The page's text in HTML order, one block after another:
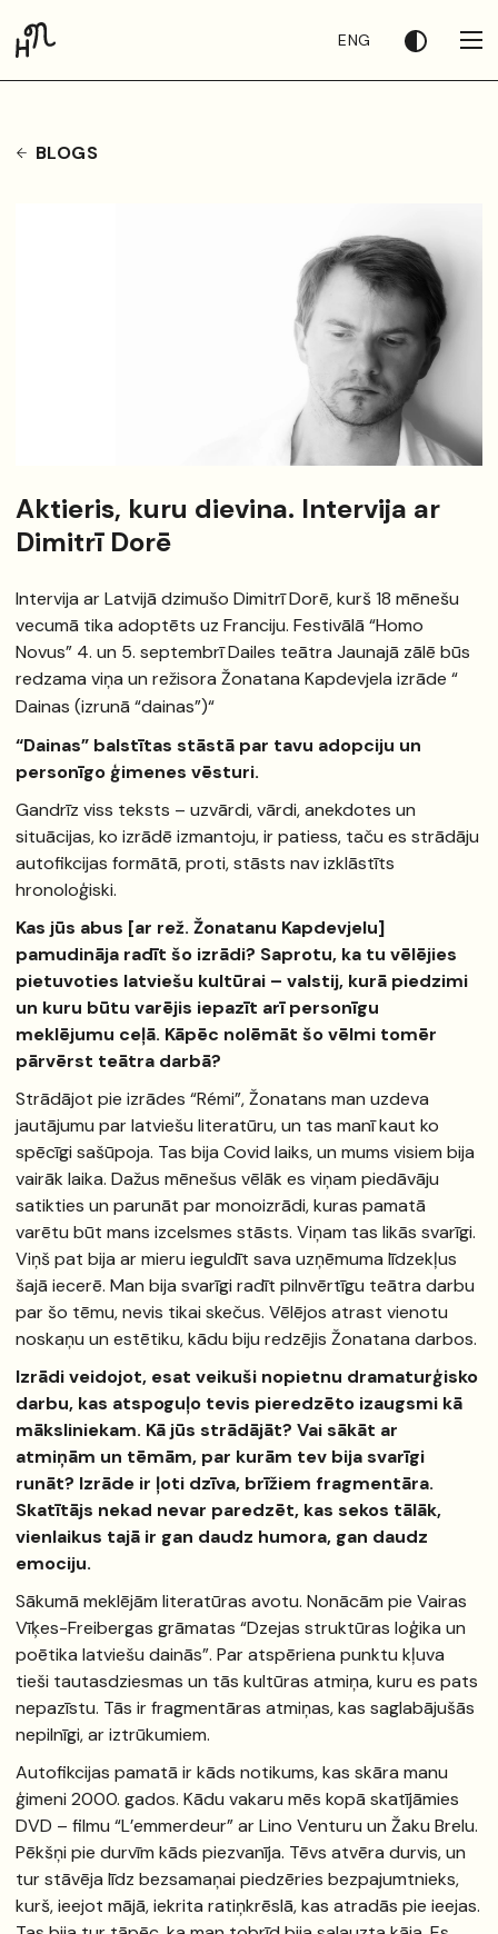
ENG
BLOGS
Aktieris, kuru dievina. Intervija ar
Dimitrī Dorē
Intervija ar Latvijā dzimušo Dimitrī Dorē, kurš 18 mēnešu
vecumā tika adoptēts uz Franciju. Festivālā “Homo
Novus” 4. un 5. septembrī Dailes teātra Jaunajā zālē būs
redzama viņa un režisora Žonatana Kapdevjela izrāde “
Dainas (izrunā “dainas”)“
“Dainas” balstītas stāstā par tavu adopciju un
personīgo ģimenes vēsturi.
Gandrīz viss teksts – uzvārdi, vārdi, anekdotes un
situācijas, ko izrādē izmantoju, ir patiess, taču es strādāju
autofikcijas formātā, proti, stāsts nav izklāstīts
hronoloģiski.
Kas jūs abus [ar rež. Žonatanu Kapdevjelu]
pamudināja radīt šo izrādi? Saprotu, ka tu vēlējies
pietuvoties latviešu kultūrai – valstij, kurā piedzimi
un kuru būtu varējis iepazīt arī personīgu
meklējumu ceļā. Kāpēc nolēmāt šo vēlmi tomēr
pārvērst teātra darbā?
Strādājot pie izrādes “Rémi”, Žonatans man uzdeva
jautājumu par latviešu literatūru, un tas manī kaut ko
spēcīgi sašūpoja. Tas bija Covid laiks, un mums visiem bija
vairāk laika. Dažus mēnešus vēlāk es viņam piedāvāju
satikties un parunāt par monoizrādi, kuras pamatā
varētu būt mans izcelsmes stāsts. Viņam tas likās svarīgi.
Viņš pat bija ar mieru ieguldīt sava uzņēmuma līdzekļus
šajā iecerē. Man bija svarīgi radīt pilnvērtīgu teātra darbu
par šo tēmu, nevis tikai skečus. Vēlējos atrast vienotu
noskaņu un estētiku, kādu biju redzējis Žonatana darbos.
Izrādi veidojot, esat veikuši nopietnu dramaturģisko
darbu, kas atspoguļo tevis pieredzēto izaugsmi kā
māksliniekam. Kā jūs strādājāt? Vai sākāt ar
atmiņām un tēmām, par kurām tev bija svarīgi
runāt? Izrāde ir ļoti dzīva, brīžiem fragmentāra.
Skatītājs nekad nevar paredzēt, kas sekos tālāk,
vienlaikus tajā ir gan daudz humora, gan daudz
emociju.
Sākumā meklējām literatūras avotu. Nonācām pie Vairas
Vīķes-Freibergas grāmatas “Dzejas struktūras loģika un
poētika latviešu dainās”. Par atspēriena punktu kļuva
tieši tautasdziesmas un tās kultūras atmiņa, kuru es pats
nepazīstu. Tās ir fragmentāras atmiņas, kas saglabājušās
nepilnīgi, ar iztrūkumiem.
Autofikcijas pamatā ir kāds notikums, kas skāra manu
ģimeni 2000. gados. Kādu vakaru mēs kopā skatījāmies
DVD – filmu “L’emmerdeur” ar Lino Venturu un Žaku Brelu.
Pēkšņi pie durvīm kāds piezvanīja. Tēvs atvēra durvis, un
tur stāvēja līdz bezsamaņai piedzēries bezpajumtnieks,
kurš, ieejot mājā, iekrita ratiņkrēslā, kas atradās pie ieejas.